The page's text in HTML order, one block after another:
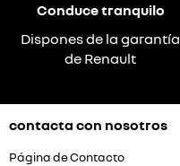
Conduce tranquilo
Dispones de la garantía
de Renault
contacta con nosotros
Página de Contacto